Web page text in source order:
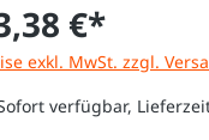
€*
exkl. MwSt. zzgl.
verfügbar,